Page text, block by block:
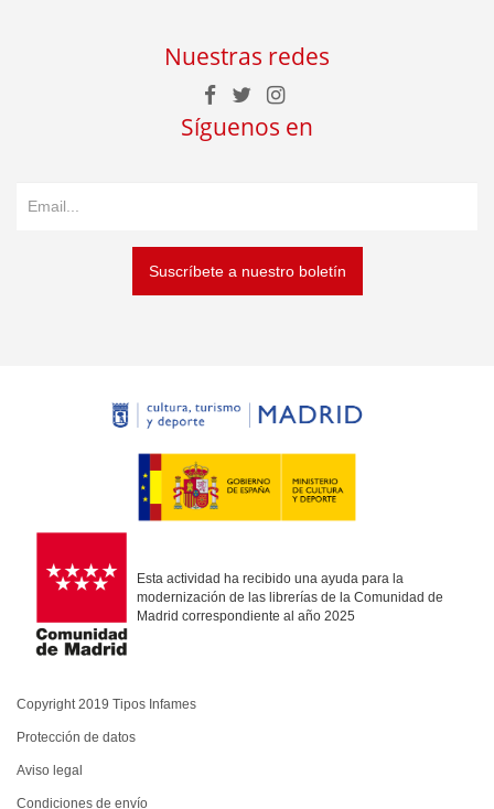
Nuestras redes
Síguenos en
Suscríbete a nuestro boletín
Esta actividad ha recibido una ayuda para la
modernización de las librerías de la Comunidad de
Madrid correspondiente al año 2025
Copyright 2019 Tipos Infames
Protección de datos
Aviso legal
Condiciones de envío